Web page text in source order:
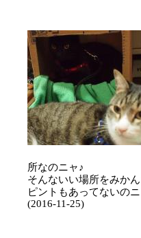
所なのニャ♪
そんないい場所をみか
ピントもあってないの
(2016-11-25)